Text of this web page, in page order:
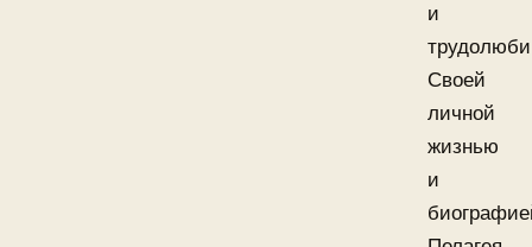
и
Своей
личной
жизнью
и